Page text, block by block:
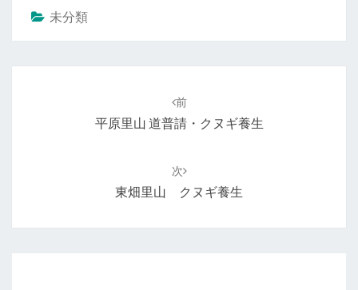
未分類
前
平原里山 道普請・クヌギ養生
次
東畑里山 クヌギ養生